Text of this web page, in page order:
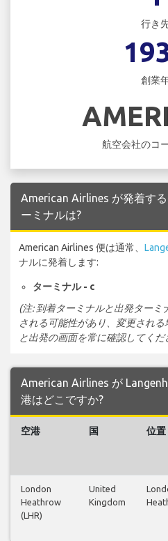
行き
創業
航空会社のコ
American Airlines が発着す
ーミナルは?
American Airlines 便は通常、
ナルに発着します:
ターミナル - c
(注: 到着ターミナルと出発ターミ
される可能性があり、変更され
と出発の画面を常に確認してくだ
American Airlines が
港はどこですか?
空港 国 位置
London
Heathrow
(LHR)
United
Kingdom